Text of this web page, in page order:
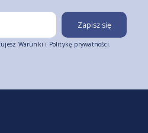
Warunki i Politykę prywatności.